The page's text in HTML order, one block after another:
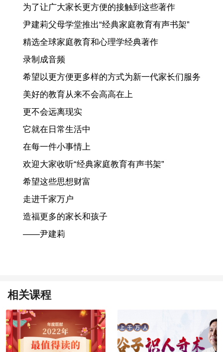
为了让广大家长更方便的接触到这些著作
尹建莉父母学堂推出“经典家庭教育有声书架”
精选全球家庭教育和心理学经典著作
录制成音频
希望以更方便更多样的方式为新一代家长们服务
美好的教育从来不会高高在上
更不会远离现实
它就在日常生活中
在每一件小事情上
欢迎大家收听“经典家庭教育有声书架”
希望这些思想财富
走进千家万户
造福更多的家长和孩子
——尹建莉
相关课程